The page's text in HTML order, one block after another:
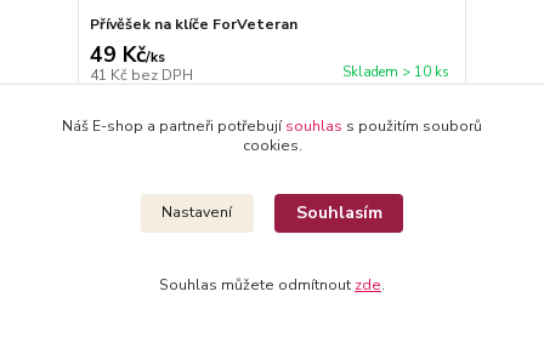
Přívěšek na klíče ForVeteran
49 Kč/ks
41 Kč bez DPH Skladem > 10 ks
Náš E-shop a partneři potřebujísouhlas s použitím souborů
cookies.
Nastavení Souhlasím
Souhlas můžete odmítnout zde.